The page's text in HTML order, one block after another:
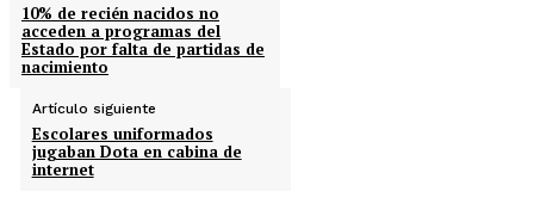
10% de recién nacidos no
acceden a programas del
Estado por falta de partidas de
nacimiento
Artículo siguiente
Escolares uniformados
jugaban Dota en cabina de
internet